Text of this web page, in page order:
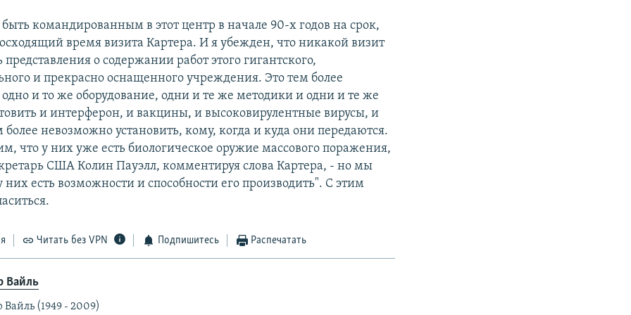
командированным в этот центр в начале 90-х годов на срок,
время визита Картера. И я убежден, что никакой визит
о содержании работ этого гигантского,
и прекрасно оснащенного учреждения. Это тем более
одно и то же оборудование, одни и те же методики и одни и те же
и интерферон, и вакцины, и высоковирулентные вирусы, и
невозможно установить, кому, когда и куда они передаются.
что у них уже есть биологическое оружие массового поражения,
США Колин Пауэлл, комментируя слова Картера, - но мы
них есть возможности и способности его производить". С этим
Читать без VPN Подпишитесь Распечатать
Вайль
Вайль (1949 - 2009)